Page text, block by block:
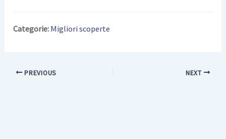
Categorie: Migliori scoperte
PREVIOUS NEXT